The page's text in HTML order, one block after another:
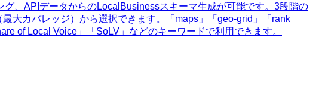
、APIデータからのLocalBusinessスキーマ生成が可能です。3段階の
大カバレッジ）から選択できます。「maps」「geo-grid」「rank
of Local Voice」「SoLV」などのキーワードで利用できます。